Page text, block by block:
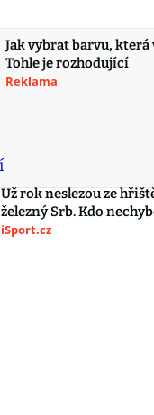
Jak vybrat barvu, která
Tohle je rozhodující
Reklama
Už rok neslezou ze
železný Srb. Kdo
iSport.cz